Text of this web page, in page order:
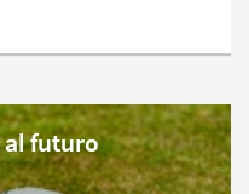
al futuro